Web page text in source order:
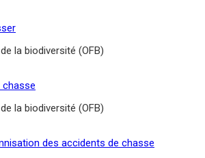
la biodiversité (OFB)
chasse
la biodiversité (OFB)
des accidents de chasse